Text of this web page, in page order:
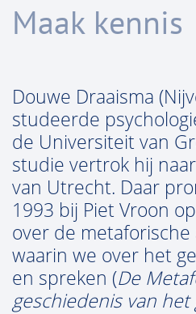
Maak kennis
Douwe Draaisma
studeerde
de Universiteit van
studie vertrok hij
van Utrecht. Daar
1993 bij Piet Vroon
over de
waarin we over het
en spreken (De
geschiedenis van